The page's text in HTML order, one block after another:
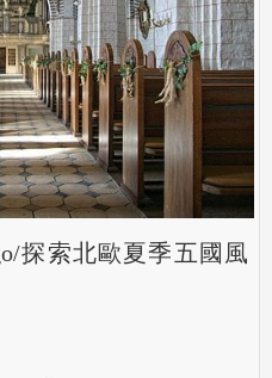
探索北歐夏季五國風